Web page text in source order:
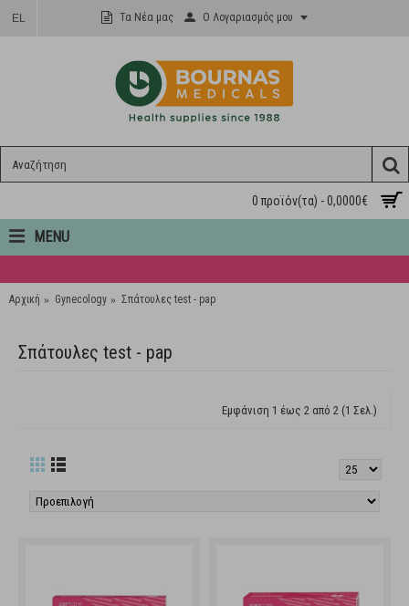
EL Τα Νέα μας Ο Λογαριασμός μου
0 προϊόν(τα) - 0,0000€
MENU
Αρχική Gynecology Σπάτουλες test - pap
Σπάτουλες test - pap
Εμφάνιση 1 έως 2 από 2 (1 Σελ.)